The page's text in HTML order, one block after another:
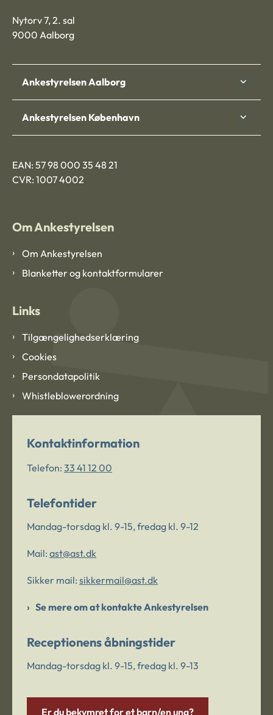
Nytorv 7, 2. sal
9000 Aalborg
Ankestyrelsen Aalborg
Ankestyrelsen København
EAN: 57 98 000 35 48 21
CVR: 1007 4002
Om Ankestyrelsen
Om Ankestyrelsen
Blanketter og kontaktformularer
Links
Tilgængelighedserklæring
Cookies
Persondatapolitik
Whistleblowerordning
Kontaktinformation
Telefon: 33 41 12 00
Telefontider
Mandag-torsdag kl. 9-15, fredag kl. 9-12
Mail: ast@ast.dk
Sikker mail: sikkermail@ast.dk
Se mere om at kontakte Ankestyrelsen
Receptionens åbningstider
Mandag-torsdag kl. 9-15, fredag kl. 9-13
Er du bekymret for et barn/en ung?